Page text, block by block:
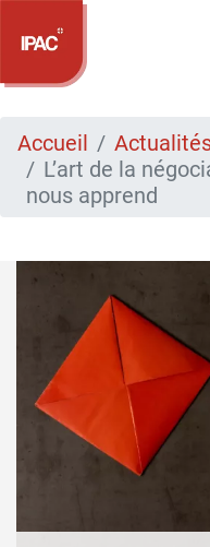
Aller
contenu
Accueil
L’art de la
nous apprend